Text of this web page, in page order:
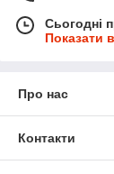
Сьогодні
Показати
Про нас
Контакти